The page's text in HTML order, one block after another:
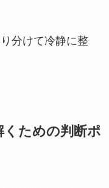
分けて冷静に整
くための判断ポ